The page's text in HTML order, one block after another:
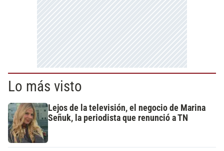
Lo más visto
Lejos de la televisión, el negocio de Marina
Señuk, la periodista que renunció a TN